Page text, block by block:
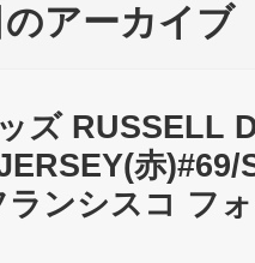
アーカイブ
ズ RUSSELL
赤
ンシスコ フ